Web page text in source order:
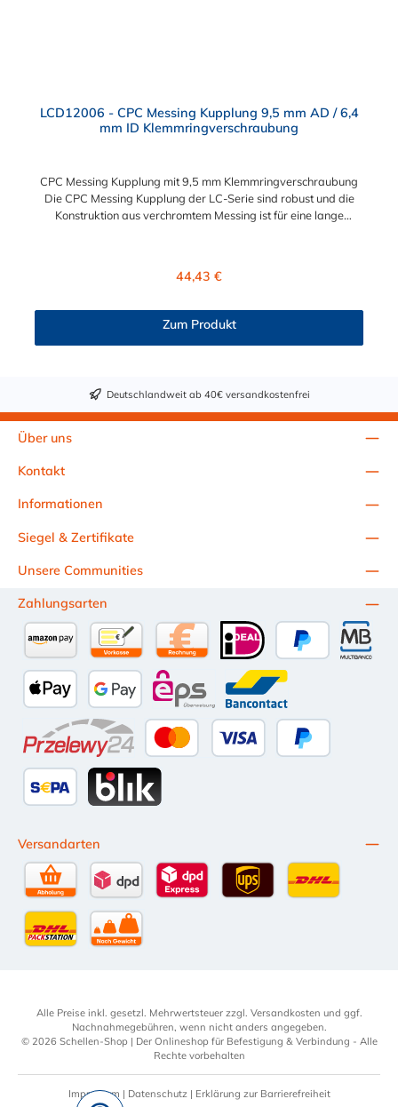
LCD12006 - CPC Messing Kupplung 9,5 mm AD / 6,4
mm ID Klemmringverschraubung
CPC Messing Kupplung mit 9,5 mm Klemmringverschraubung
Die CPC Messing Kupplung der LC-Serie sind robust und die
Konstruktion aus verchromtem Messing ist für eine lange
Klemmringverschraubung ermöglicht ein bequemes Verbinden
mit zahlreichen Konfigurationen und Anschlussvarianten und ist
sowohl mit den Acetal-Kupplungen der PLC-Serie kombinierbar
als auch mit den Polypropylen-Kupplungen der PLC12-Serie.
Regulärer Preis:
44,43 €
Zum Produkt
Deutschlandweit ab 40€ versandkostenfrei
Über uns
Kontakt
Informationen
Unsere Communities
Siegel & Zertifikate
Zahlungsarten
Kauf auf Rechnung (10 Tage Netto)
iDEAL
Apple Pay Google Pay eps Bancontact
Przelewy24
Amazon PayVorkasse per Überweisung
Versandarten
DPD Standardversand
Selbstabholung
Alle Preise inkl. gesetzl. Mehrwertsteuer zzgl. Versandkosten und ggf.
Nachnahmegebühren, wenn nicht anders angegeben.
© 2026 Schellen-Shop | Der Onlineshop für Befestigung & Verbindung - Alle
Rechte vorbehalten
Impressum | Datenschutz | Erklärung zur Barrierefreiheit